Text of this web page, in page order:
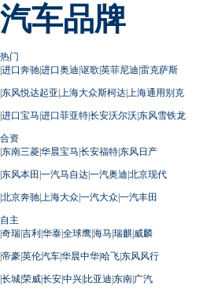
汽车品牌
热门
|进口奔驰|进口奥迪|讴歌|英菲尼迪|雷克萨斯
|东风悦达起亚| 上海大众斯柯达| 上海通用别克
|进口宝马|进口菲亚特|长安沃尔沃|东风雪铁龙
合资
|东南三菱|华晨宝马|长安福特|东风日产
|东风本田 |一汽马自达|一汽奥迪|北京现代
|北京奔驰| 上海大众|一汽大众|一汽丰田
自主
|奇瑞|吉利|华泰|全球鹰|海马|瑞麒|威麟
|帝豪|英伦汽车|华晨中华|哈飞|东风风行
|长城|荣威|长安|中兴|比亚迪|东南|广汽